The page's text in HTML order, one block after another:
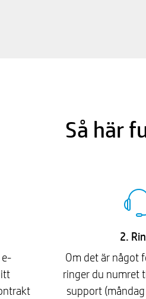
Så här
2.
Om det är något
ringer du numret
support